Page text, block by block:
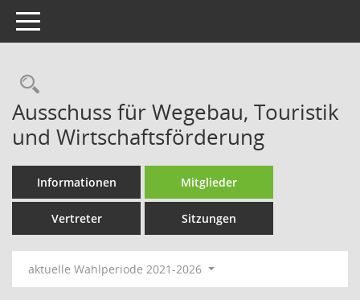
Toggle navigation
Rechercheauswahl
Ausschuss für Wegebau, Touristik
und Wirtschaftsförderung
Informationen Mitglieder
Vertreter Sitzungen
aktuelle Wahlperiode 2021-2026